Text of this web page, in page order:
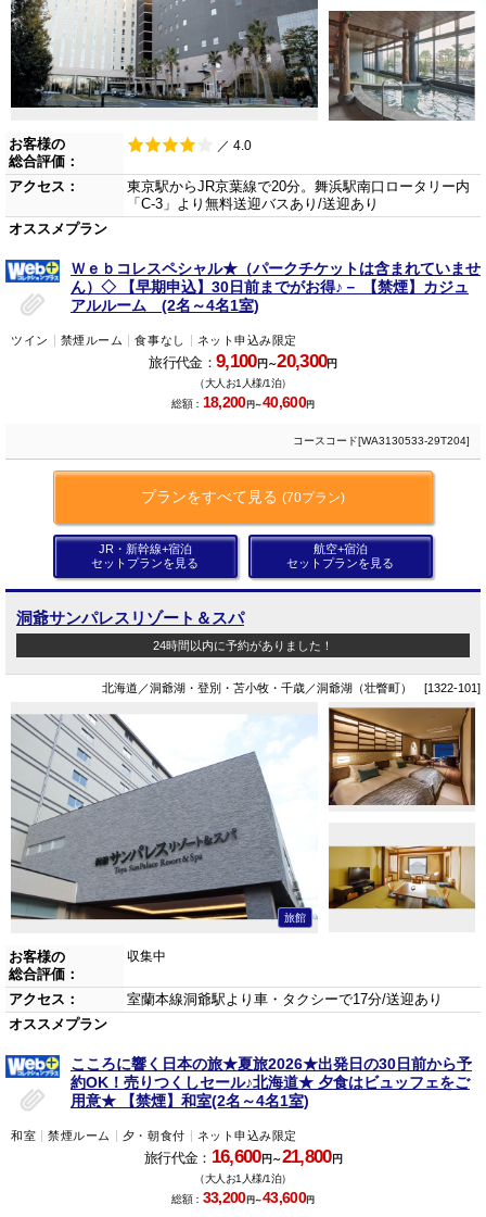
お客様の
総合評価：
／ 4.0
アクセス：
東京駅からJR京葉線で20分。舞浜駅南口ロータリー内
「C-3」より無料送迎バスあり/送迎あり
オススメプラン
Ｗｅｂコレスペシャル★（パークチケットは含まれていませ
ん）◇ 【早期申込】30日前までがお得♪－ 【禁煙】カジュ
アルルーム (2名～4名1室)
ツイン 禁煙ルーム 食事なし ネット申込み限定
旅行代金： 9,100円～20,300円
（大人お1人様/1泊）
総額： 18,200円～40,600円
コースコード[WA3130533-29T204]
プランをすべて見る (70プラン)
JR・新幹線+宿泊
セットプランを見る
航空+宿泊
セットプランを見る
洞爺サンパレスリゾート＆スパ
24時間以内に予約がありました！
北海道／洞爺湖・登別・苫小牧・千歳／洞爺湖（壮瞥町） [1322-101]
旅館
お客様の
総合評価：
収集中
アクセス：
室蘭本線洞爺駅より車・タクシーで17分/送迎あり
オススメプラン
こころに響く日本の旅★夏旅2026★出発日の30日前から予
約OK！売りつくしセール♪北海道★ 夕食はビュッフェをご
用意★ 【禁煙】和室(2名～4名1室)
和室 禁煙ルーム 夕・朝食付 ネット申込み限定
旅行代金： 16,600円～21,800円
（大人お1人様/1泊）
総額： 33,200円～43,600円